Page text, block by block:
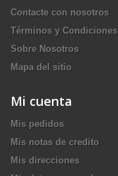
Contacte con nosotros
Términos y Condiciones
Sobre Nosotros
Mapa del sitio
Mi cuenta
Mis pedidos
Mis notas de credito
Mis direcciones